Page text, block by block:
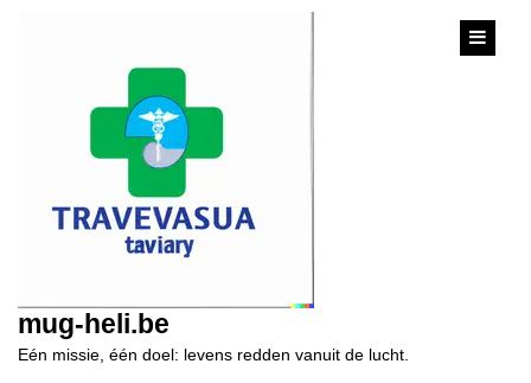
mug-heli.be
Eén missie, één doel: levens redden vanuit de lucht.